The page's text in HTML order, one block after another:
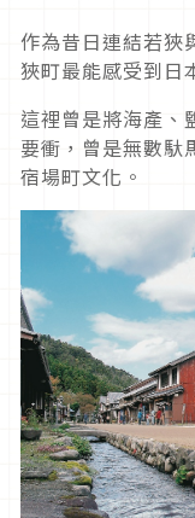
作為昔日連結若狹
狹町最能感受到日
這裡曾是將海產、
要衝，曾是無數馱
宿場町文化。